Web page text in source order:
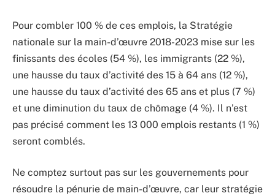
Pour combler 100 % de ces emplois, la Stratégie
nationale sur la main-d’œuvre 2018-2023 mise sur les
finissants des écoles (54 %), les immigrants (22 %),
une hausse du taux d’activité des 15 à 64 ans (12 %),
une hausse du taux d’activité des 65 ans et plus (7 %)
et une diminution du taux de chômage (4 %). Il n’est
pas précisé comment les 13 000 emplois restants (1 %)
seront comblés.
Ne comptez surtout pas sur les gouvernements pour
résoudre la pénurie de main-d’œuvre, car leur stratégie